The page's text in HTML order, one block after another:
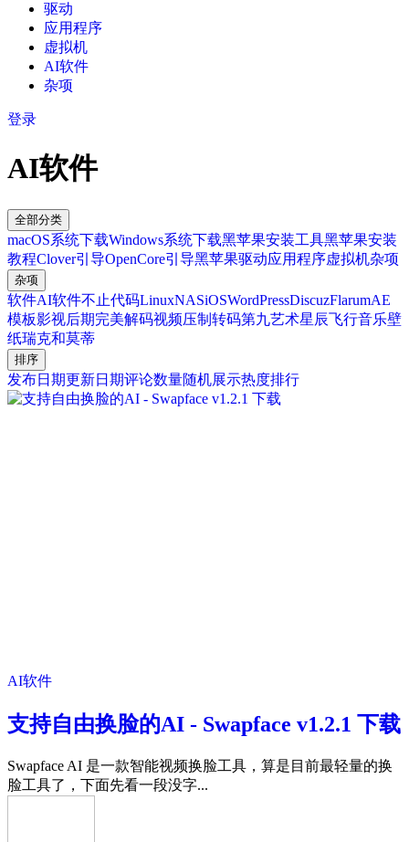
驱动
应用程序
虚拟机
AI软件
杂项
登录
AI软件
全部分类
macOS系统下载Windows系统下载黑苹果安装工具黑苹果安装
教程Clover引导OpenCore引导黑苹果驱动应用程序虚拟机杂项
杂项
软件AI软件不止代码LinuxNASiOSWordPressDiscuzFlarumAE
模板影视后期完美解码视频压制转码第九艺术星辰飞行音乐壁
纸瑞克和莫蒂
排序
发布日期更新日期评论数量随机展示热度排行
AI软件
支持自由换脸的AI - Swapface v1.2.1 下载
Swapface AI 是一款智能视频换脸工具，算是目前最轻量的换
脸工具了，下面先看一段没字...